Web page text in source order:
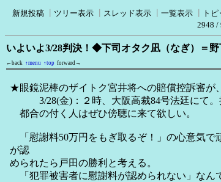
新規投稿 ツリー表示 スレッド表示 一覧表示 ト
2948 /
いよいよ3/28判決！◆下司オタク凪（なぎ）＝
←back ↑menu ↑top forward→
★眼鏡泥棒のザイトク宮井将への賠償控訴審が
3/28(金)：２時、大阪高裁84号法廷にて。
都合の付く人はぜひ傍聴に来て欲しい。
「慰謝料50万円をもぎ取るぞ！」の心意気で
が認
められたら戸田の勝利と考える。
「犯罪被害者に慰謝料が認められない」なん